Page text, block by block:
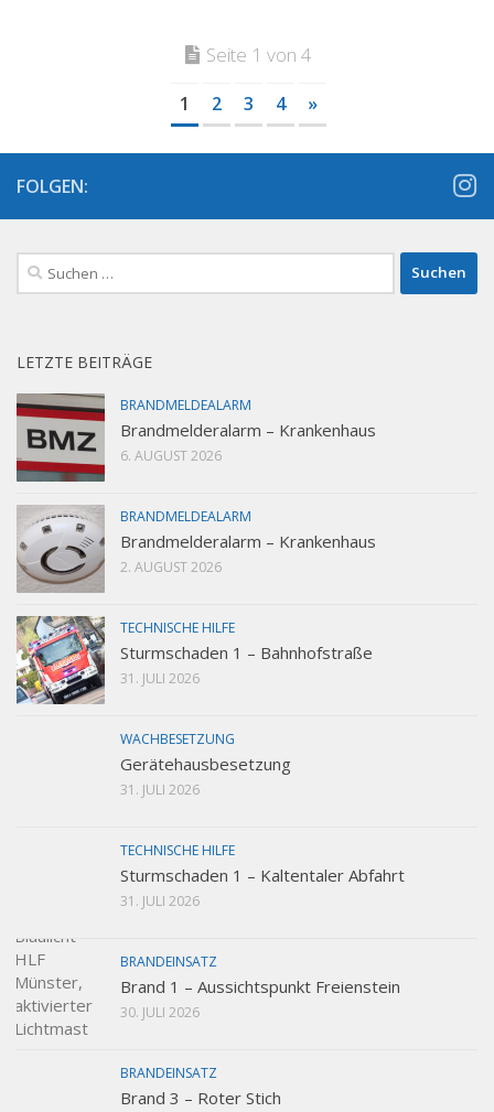
Seite 1 von 4
1 2 3 4 »
FOLGEN:
Suchen
nach:
LETZTE BEITRÄGE
BRANDMELDEALARM
Brandmelderalarm – Krankenhaus
6. AUGUST 2026
BRANDMELDEALARM
Brandmelderalarm – Krankenhaus
2. AUGUST 2026
TECHNISCHE HILFE
Sturmschaden 1 – Bahnhofstraße
31. JULI 2026
WACHBESETZUNG
Gerätehausbesetzung
31. JULI 2026
TECHNISCHE HILFE
Sturmschaden 1 – Kaltentaler Abfahrt
31. JULI 2026
BRANDEINSATZ
Brand 1 – Aussichtspunkt Freienstein
30. JULI 2026
BRANDEINSATZ
Brand 3 – Roter Stich